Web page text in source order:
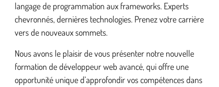
langage de programmation aux frameworks. Experts
chevronnés, dernières technologies. Prenez votre carrière
vers de nouveaux sommets.
Nous avons le plaisir de vous présenter notre nouvelle
formation de développeur web avancé, qui offre une
opportunité unique d’approfondir vos compétences dans